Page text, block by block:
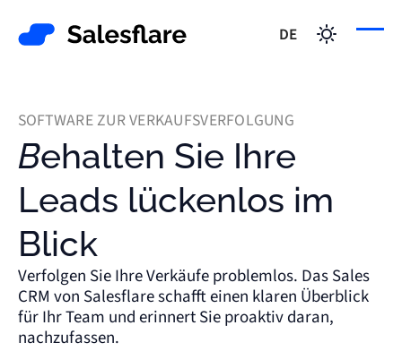
DE
SOFTWARE ZUR VERKAUFSVERFOLGUNG
Behalten Sie Ihre
Leads lückenlos im
Blick
Verfolgen Sie Ihre Verkäufe problemlos. Das Sales
CRM von Salesflare schafft einen klaren Überblick
für Ihr Team und erinnert Sie proaktiv daran,
nachzufassen.